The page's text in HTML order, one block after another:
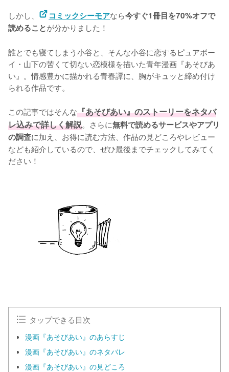
しかし、 コミックシーモアなら今すぐ1冊目を70%オフで
読めることが分かりました！
誰とでも寝てしまう小谷と、そんな小谷に恋するピュアボー
イ・山下の苦くて切ない恋模様を描いた青年漫画『あそびあ
い』。情感豊かに描かれる青春譚に、胸がキュッと締め付け
られる作品です。
この記事ではそんな『あそびあい』のストーリーをネタバ
レ込みで詳しく解説。さらに無料で読めるサービスやアプリ
の調査に加え、お得に読む方法、作品の見どころやレビュー
なども紹介しているので、ぜひ最後までチェックしてみてく
ださい！
タップできる目次
漫画『あそびあい』のあらすじ
漫画『あそびあい』のネタバレ
漫画『あそびあい』の見どころ